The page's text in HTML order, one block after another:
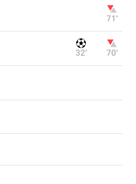
71‎’‎
32‎’‎ 70‎’‎